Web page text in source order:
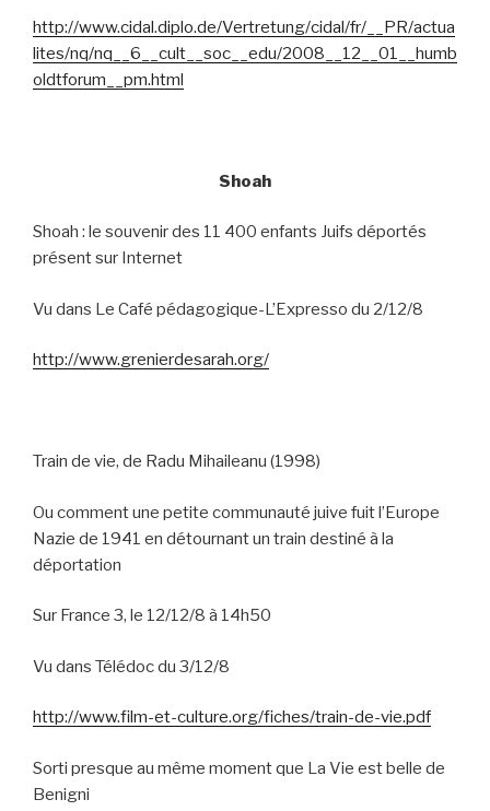
http://www.cidal.diplo.de/Vertretung/cidal/fr/__PR/actua
lites/nq/nq__6__cult__soc__edu/2008__12__01__humb
oldtforum__pm.html
Shoah
Shoah : le souvenir des 11 400 enfants Juifs déportés
présent sur Internet
Vu dans Le Café pédagogique-L’Expresso du 2/12/8
http://www.grenierdesarah.org/
Train de vie, de Radu Mihaileanu (1998)
Ou comment une petite communauté juive fuit l’Europe
Nazie de 1941 en détournant un train destiné à la
déportation
Sur France 3, le 12/12/8 à 14h50
Vu dans Télédoc du 3/12/8
http://www.film-et-culture.org/fiches/train-de-vie.pdf
Sorti presque au même moment que La Vie est belle de
Benigni